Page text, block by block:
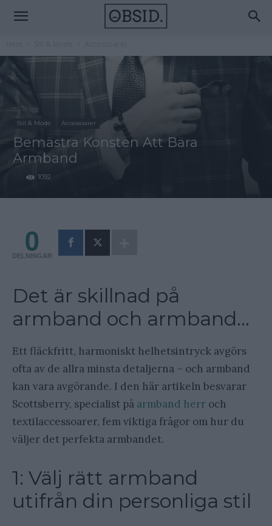
Stil & Mode Accessoarer
Bemästra Konsten Att Bära
Armband
1092
0
DELNINGAR
Det är skillnad på
armband och armband…
Ett fläckfritt, harmoniskt helhetsintryck avgörs
ofta av de allra minsta detaljerna – och armband
kan vara avgörande. I den här artikeln besvarar
Scottsberry, specialist på armband herr och
textilaccessoarer, fem viktiga frågor om hur du
väljer det perfekta armbandet.
1: Välj rätt armband
utifrån din personliga stil